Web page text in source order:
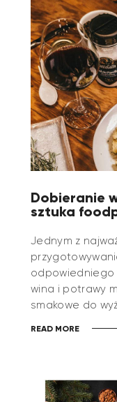
Dobieranie
sztuka
Jednym z
odpowiedniego
wina i potrawy
smakowe do
READ MORE